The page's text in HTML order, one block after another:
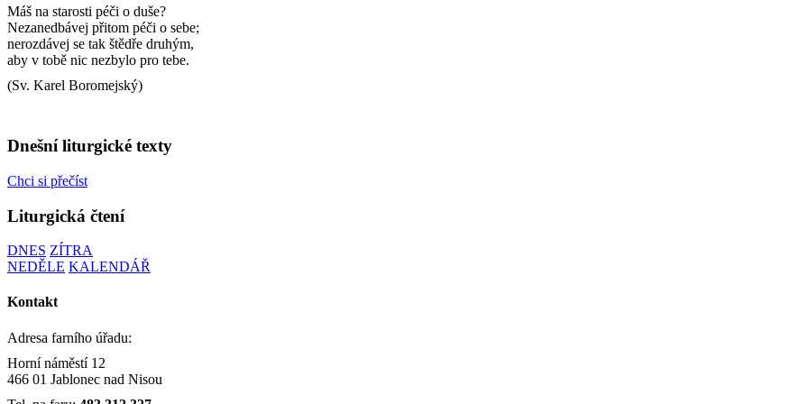
Máš na starosti péči o duše?
Nezanedbávej přitom péči o sebe;
nerozdávej se tak štědře druhým,
aby v tobě nic nezbylo pro tebe.
(Sv. Karel Boromejský)
Dnešní liturgické texty
Chci si přečíst
Liturgická čtení
DNES ZÍTRA
NEDĚLE KALENDÁŘ
Kontakt
Adresa farního úřadu:
Horní náměstí 12
466 01 Jablonec nad Nisou